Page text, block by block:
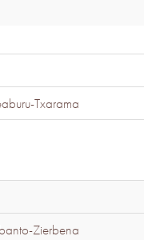
Txarama
Zierbena